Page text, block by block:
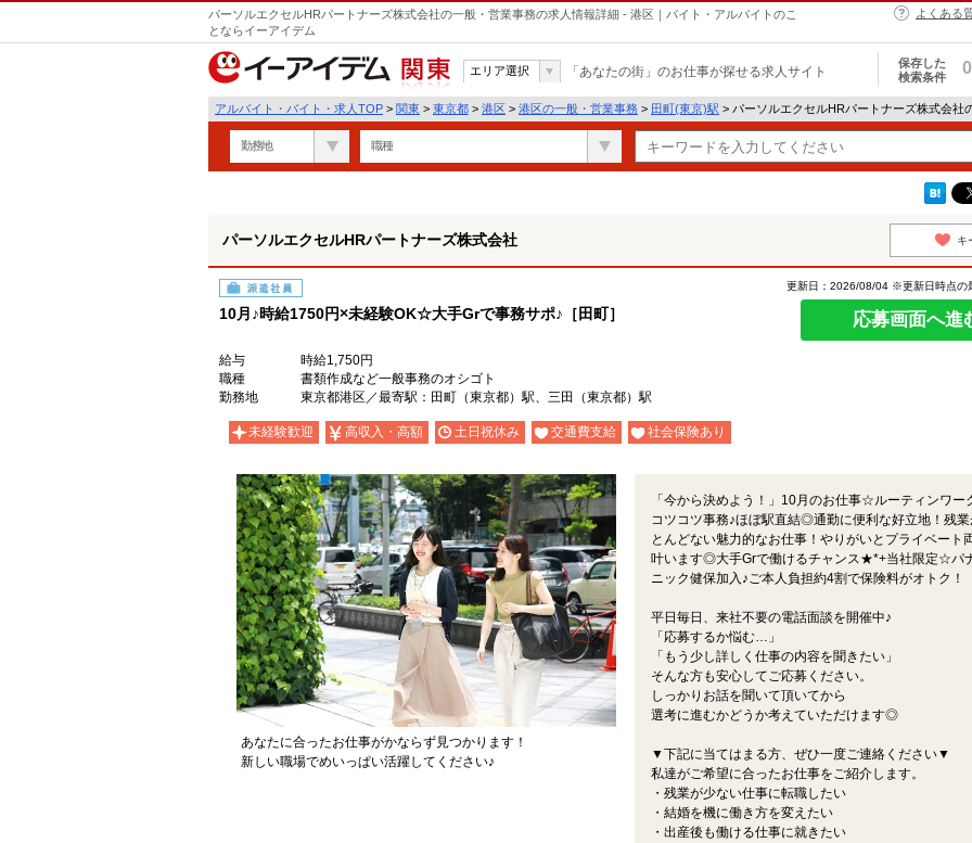
パーソルエクセルHRパートナーズ株式会社の一般・営業事務の求人情報詳細 - 港区｜バイト・アルバイトのこ
とならイーアイデム
よくある
関東
エリア選択 「あなたの街」のお仕事が探せる求人サイト
保存した
検索条件
0
アルバイト・バイト・求人TOP > 関東 > 東京都 > 港区 > 港区の一般・営業事務 > 田町(東京)駅 > パーソルエクセルHRパートナーズ株式会社
勤務地 職種
パーソルエクセルHRパートナーズ株式会社 キ
派遣社員
10月♪時給1750円×未経験OK☆大手Grで事務サポ♪［田町］
更新日：2026/08/04 ※更新日時点の
応募画面へ進
給与
時給1,750円
職種
書類作成など一般事務のオシゴト
勤務地
東京都港区／最寄駅：田町（東京都）駅、三田（東京都）駅
未経験歓迎 高収入・高額 土日祝休み 交通費支給 社会保険あり
あなたに合ったお仕事がかならず見つかります！
新しい職場でめいっぱい活躍してください♪
「今から決めよう！」10月のお仕事☆ルーティンワー
コツコツ事務♪ほぼ駅直結◎通勤に便利な好立地！残業
とんどない魅力的なお仕事！やりがいとプライベート
叶います◎大手Grで働けるチャンス★*+当社限定☆パ
ニック健保加入♪ご本人負担約4割で保険料がオトク！
平日毎日、来社不要の電話面談を開催中♪
「応募するか悩む…」
「もう少し詳しく仕事の内容を聞きたい」
そんな方も安心してご応募ください。
しっかりお話を聞いて頂いてから
選考に進むかどうか考えていただけます◎
▼下記に当てはまる方、ぜひ一度ご連絡ください▼
私達がご希望に合ったお仕事をご紹介します。
・残業が少ない仕事に転職したい
・結婚を機に働き方を変えたい
・出産後も働ける仕事に就きたい